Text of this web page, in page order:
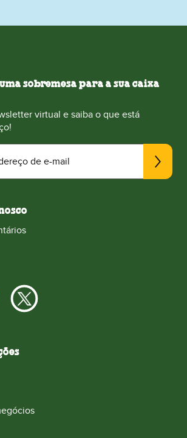
sobremesa para a sua caixa
virtual e saiba o que está
de e-mail